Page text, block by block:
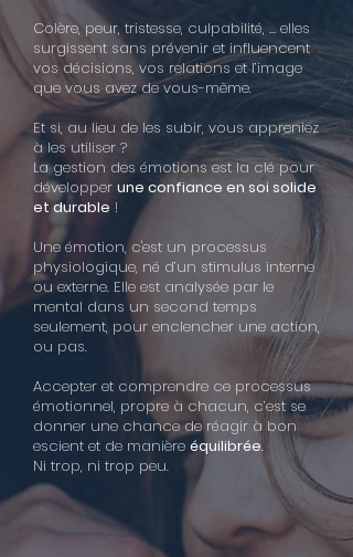
Colère, peur, tristesse, culpabilité, … elles
surgissent sans prévenir et influencent
vos décisions, vos relations et l’image
que vous avez de vous-même.
Et si, au lieu de les subir, vous appreniez
à les utiliser ?
La gestion des émotions est la clé pour
développer une confiance en soi solide
et durable !
Une émotion, c'est un processus
physiologique, né d’un stimulus interne
ou externe. Elle est analysée par le
mental dans un second temps
seulement, pour enclencher une action,
ou pas.
Accepter et comprendre ce processus
émotionnel, propre à chacun, c’est se
donner une chance de réagir à bon
escient et de manière équilibrée.
Ni trop, ni trop peu.